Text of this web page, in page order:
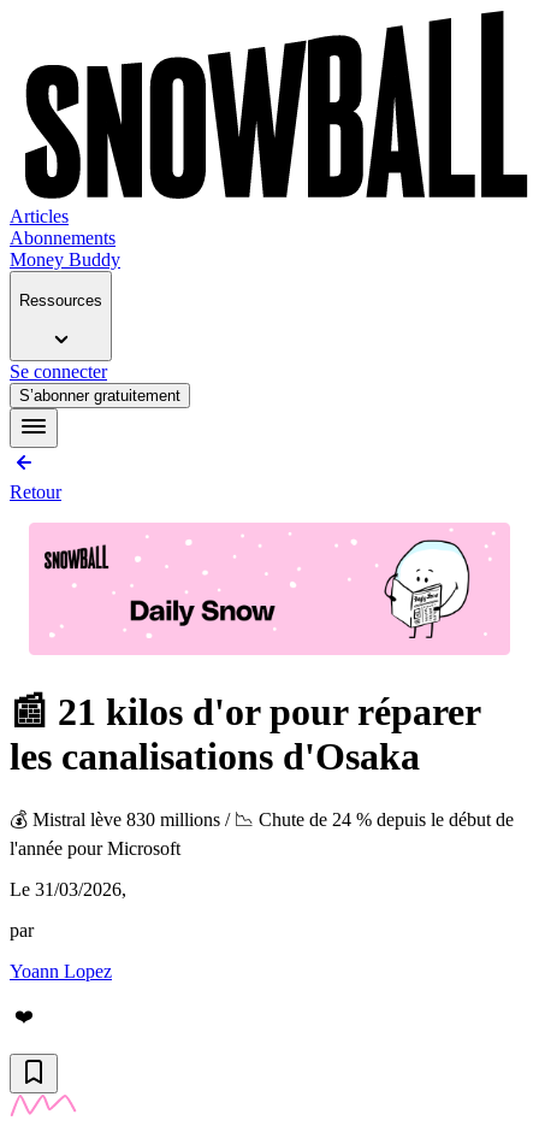
Articles
Abonnements
Money Buddy
Ressources
Se connecter
S’abonner gratuitement
Retour
📰 21 kilos d'or pour réparer
les canalisations d'Osaka
💰 Mistral lève 830 millions / 📉 Chute de 24 % depuis le début de
l'année pour Microsoft
Le 31/03/2026,
par
Yoann Lopez
❤️